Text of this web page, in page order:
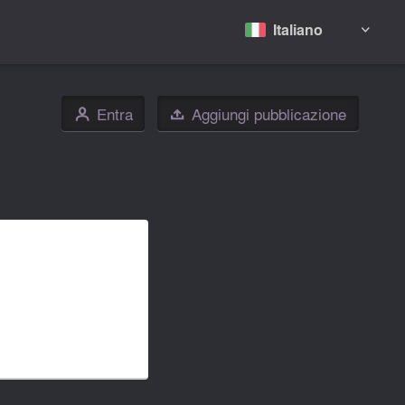
Italiano 
👤 Entra  Aggiungi pubblicazione